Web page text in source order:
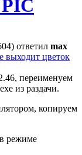
ответил max
выходит цветок
переименуем
из раздачи.
копируем
режиме